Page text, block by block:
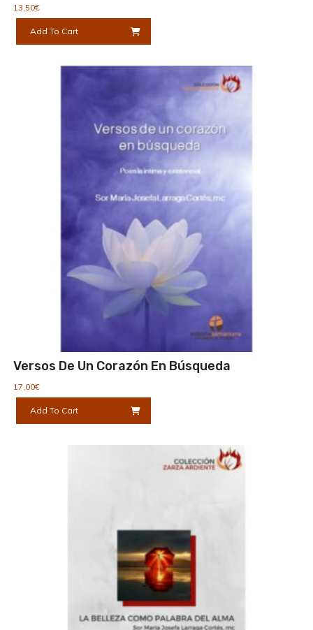
13,50€
Add To Cart
Versos De Un Corazón En Búsqueda
17,00€
Add To Cart